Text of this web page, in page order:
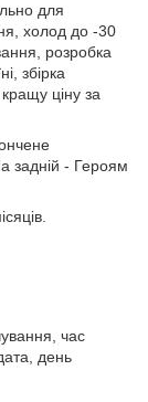
для
холод до -30
розробка
збірка
ціну за
задній - Героям
час
день